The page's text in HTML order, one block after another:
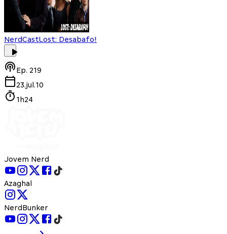
NerdCastLost: Desabafo!
Ep. 219
23.jul.10
1h24
Jovem Nerd
Azaghal
NerdBunker